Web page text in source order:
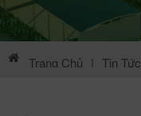
Trang Chủ | Tin Tức